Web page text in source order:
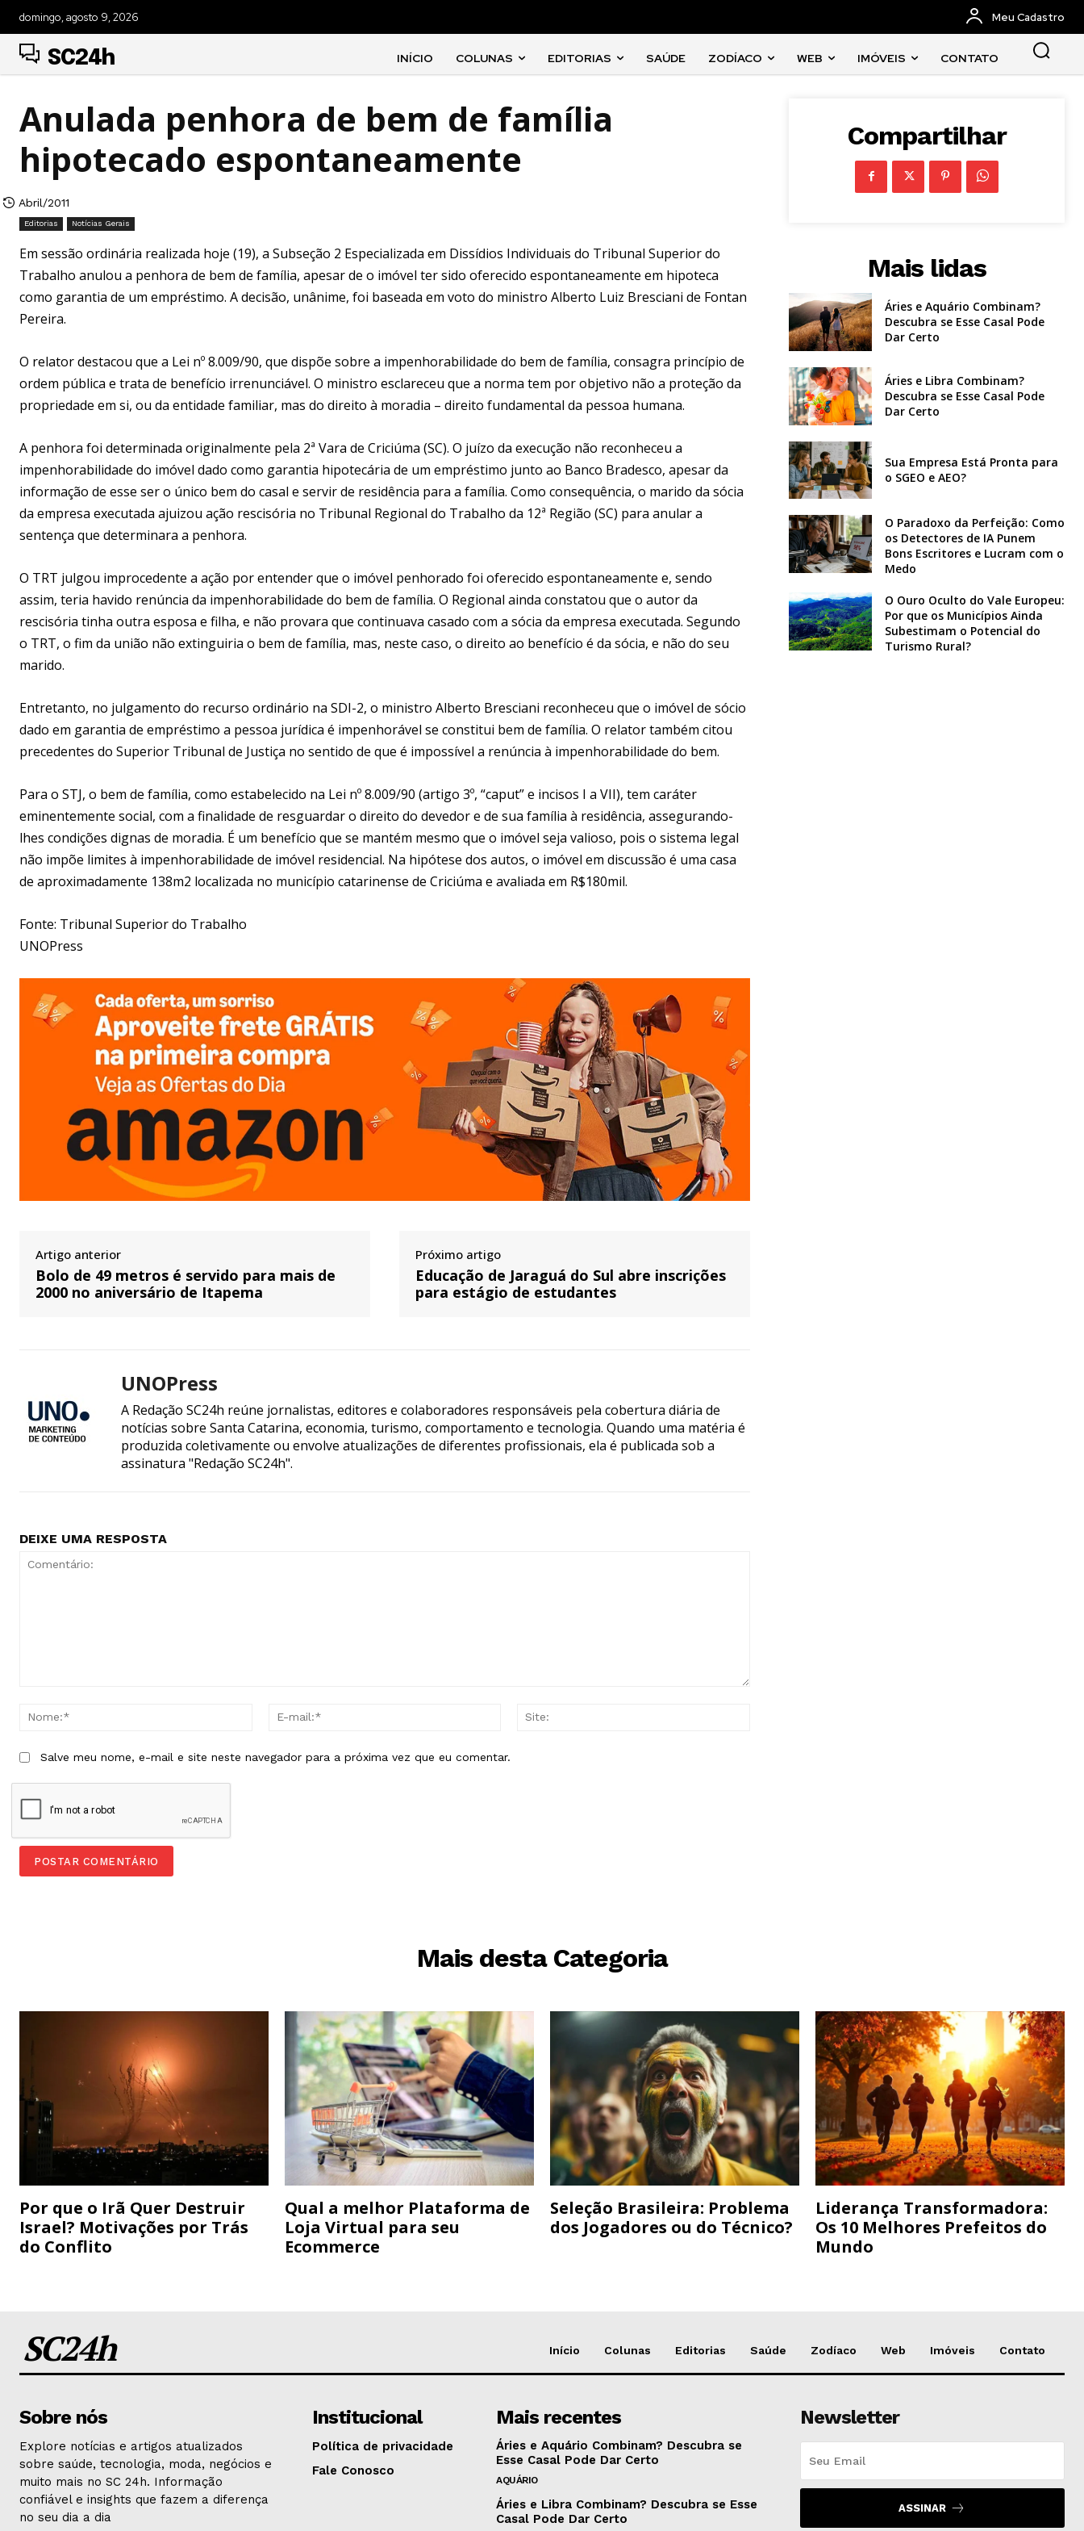
domingo, agosto 9, 2026 Meu Cadastro
SC24h INÍCIO COLUNAS EDITORIAS SAÚDE ZODÍACO WEB IMÓVEIS CONTATO
Anulada penhora de bem de família
hipotecado espontaneamente
Abril/2011
Editorias Notícias Gerais
Em sessão ordinária realizada hoje (19), a Subseção 2 Especializada em Dissídios Individuais do Tribunal Superior do
Trabalho anulou a penhora de bem de família, apesar de o imóvel ter sido oferecido espontaneamente em hipoteca
como garantia de um empréstimo. A decisão, unânime, foi baseada em voto do ministro Alberto Luiz Bresciani de Fontan
Pereira.
O relator destacou que a Lei nº 8.009/90, que dispõe sobre a impenhorabilidade do bem de família, consagra princípio de
ordem pública e trata de benefício irrenunciável. O ministro esclareceu que a norma tem por objetivo não a proteção da
propriedade em si, ou da entidade familiar, mas do direito à moradia – direito fundamental da pessoa humana.
A penhora foi determinada originalmente pela 2ª Vara de Criciúma (SC). O juízo da execução não reconheceu a
impenhorabilidade do imóvel dado como garantia hipotecária de um empréstimo junto ao Banco Bradesco, apesar da
informação de esse ser o único bem do casal e servir de residência para a família. Como consequência, o marido da sócia
da empresa executada ajuizou ação rescisória no Tribunal Regional do Trabalho da 12ª Região (SC) para anular a
sentença que determinara a penhora.
O TRT julgou improcedente a ação por entender que o imóvel penhorado foi oferecido espontaneamente e, sendo
assim, teria havido renúncia da impenhorabilidade do bem de família. O Regional ainda constatou que o autor da
rescisória tinha outra esposa e filha, e não provara que continuava casado com a sócia da empresa executada. Segundo
o TRT, o fim da união não extinguiria o bem de família, mas, neste caso, o direito ao benefício é da sócia, e não do seu
marido.
Entretanto, no julgamento do recurso ordinário na SDI-2, o ministro Alberto Bresciani reconheceu que o imóvel de sócio
dado em garantia de empréstimo a pessoa jurídica é impenhorável se constitui bem de família. O relator também citou
precedentes do Superior Tribunal de Justiça no sentido de que é impossível a renúncia à impenhorabilidade do bem.
Para o STJ, o bem de família, como estabelecido na Lei nº 8.009/90 (artigo 3º, “caput” e incisos I a VII), tem caráter
eminentemente social, com a finalidade de resguardar o direito do devedor e de sua família à residência, assegurando-
lhes condições dignas de moradia. É um benefício que se mantém mesmo que o imóvel seja valioso, pois o sistema legal
não impõe limites à impenhorabilidade de imóvel residencial. Na hipótese dos autos, o imóvel em discussão é uma casa
de aproximadamente 138m2 localizada no município catarinense de Criciúma e avaliada em R$180mil.
Fonte: Tribunal Superior do Trabalho
UNOPress
Artigo anterior
Bolo de 49 metros é servido para mais de
2000 no aniversário de Itapema
Próximo artigo
Educação de Jaraguá do Sul abre inscrições
para estágio de estudantes
UNOPress
A Redação SC24h reúne jornalistas, editores e colaboradores responsáveis pela cobertura diária de
notícias sobre Santa Catarina, economia, turismo, comportamento e tecnologia. Quando uma matéria é
produzida coletivamente ou envolve atualizações de diferentes profissionais, ela é publicada sob a
assinatura "Redação SC24h".
DEIXE UMA RESPOSTA
Nome:*
Salve meu nome, e-mail e site neste navegador para a próxima vez que eu comentar.
Compartilhar
Mais lidas
Áries e Aquário Combinam?
Descubra se Esse Casal Pode
Dar Certo
Áries e Libra Combinam?
Descubra se Esse Casal Pode
Dar Certo
Sua Empresa Está Pronta para
o SGEO e AEO?
O Paradoxo da Perfeição: Como
os Detectores de IA Punem
Bons Escritores e Lucram com o
Medo
O Ouro Oculto do Vale Europeu:
Por que os Municípios Ainda
Subestimam o Potencial do
Turismo Rural?
Mais desta Categoria
Por que o Irã Quer Destruir
Israel? Motivações por Trás
do Conflito
Qual a melhor Plataforma de
Loja Virtual para seu
Ecommerce
Seleção Brasileira: Problema
dos Jogadores ou do Técnico?
Liderança Transformadora:
Os 10 Melhores Prefeitos do
Mundo
SC24h Início Colunas Editorias Saúde Zodíaco Web Imóveis Contato
Sobre nós
Explore notícias e artigos atualizados
sobre saúde, tecnologia, moda, negócios e
muito mais no SC 24h. Informação
confiável e insights que fazem a diferença
no seu dia a dia
Institucional
Política de privacidade
Fale Conosco
Mais recentes
Áries e Aquário Combinam? Descubra se
Esse Casal Pode Dar Certo
AQUÁRIO
Áries e Libra Combinam? Descubra se Esse
Casal Pode Dar Certo
Newsletter
ASSINAR